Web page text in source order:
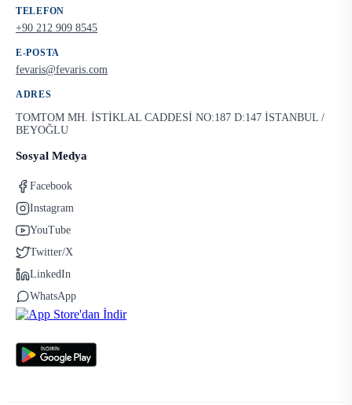
TELEFON
+90 212 909 8545
E-POSTA
fevaris@fevaris.com
ADRES
TOMTOM MH. İSTİKLAL CADDESİ NO:187 D:147 İSTANBUL /
BEYOĞLU
Sosyal Medya
Facebook
Instagram
YouTube
Twitter/X
LinkedIn
WhatsApp